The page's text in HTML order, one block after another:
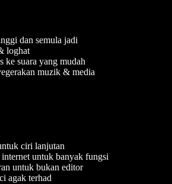
dan semula jadi
loghat
ke suara yang mudah
muzik & media
ciri lanjutan
untuk banyak fungsi
untuk bukan editor
agak terhad